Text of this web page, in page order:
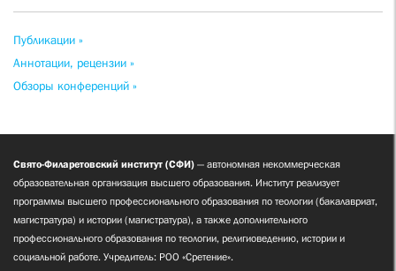
Публикации »
Аннотации, рецензии »
Обзоры конференций »
Свято-Филаретовский институт (СФИ) — автономная некоммерческая
образовательная организация высшего образования. Институт реализует
программы высшего профессионального образования по теологии (бакалавриат,
магистратура) и истории (магистратура), а также дополнительного
профессионального образования по теологии, религиоведению, истории и
социальной работе. Учредитель: РОО «Сретение».